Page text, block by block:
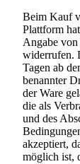
Beim Kauf
Plattform
Angabe
widerrufen.
Tagen ab
benannter
der Ware
die als
und des
akzeptiert,
möglich ist,